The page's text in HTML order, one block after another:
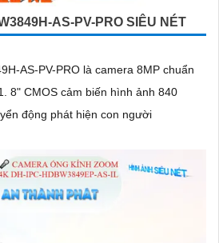
AS-PV-PRO SIÊU NÉT
AS-PV-PRO là camera 8MP chuẩn
8" CMOS cảm biến hình ảnh 840
động phát hiện con người